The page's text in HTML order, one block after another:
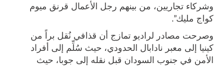
وشركاء تجاريين، من بينهم رجل الأعمال قرنق ميوم
كواج مليك”.
وصرحت مصادر لراديو تمازج أن قذافي نُقل براً من
كينيا إلى معبر نادابال الحدودي، حيث سُلِّم إلى أفراد
الأمن في جنوب السودان قبل نقله إلى جوبا، حيث